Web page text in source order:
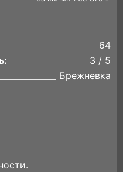
64
3 / 5
Брежневка